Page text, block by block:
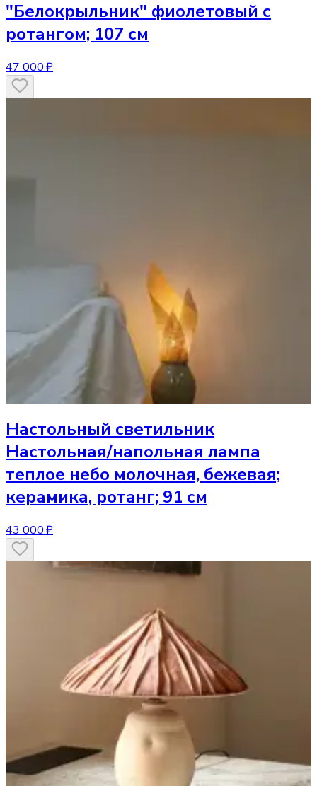
"Белокрыльник" фиолетовый с
ротангом; 107 см
47 000 ₽
Настольный светильник
Настольная/напольная лампа
теплое небо молочная, бежевая;
керамика, ротанг; 91 см
43 000 ₽